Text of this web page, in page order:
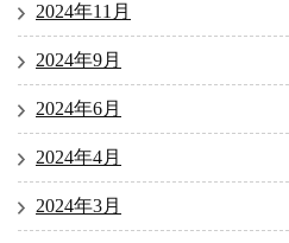
2024年11月
2024年9月
2024年6月
2024年4月
2024年3月